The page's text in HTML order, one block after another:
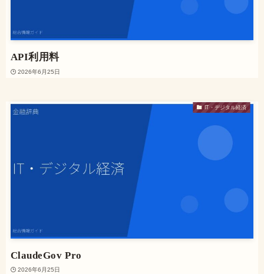
API利用料
2026年6月25日
IT・デジタル経済
ClaudeGov Pro
2026年6月25日